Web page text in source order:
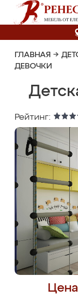
ГЛАВНАЯ →
ДЕВОЧКИ
Рейтинг: